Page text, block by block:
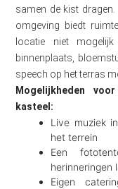
samen de kist
omgeving biedt
locatie niet
binnenplaats,
speech op het terras
Mogelijkheden
kasteel:
Live muziek
het terrein
Een
herinneringen
Eigen